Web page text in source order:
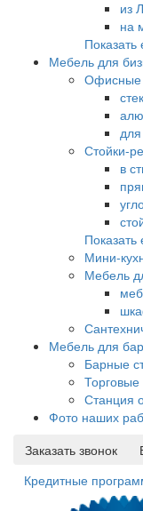
из
на
Мебель для
Офисные
Стойки-
в
Мини-
Мебель
Мебель для
Барные
Станция
Фото наших
Заказать звонок
Кредитные